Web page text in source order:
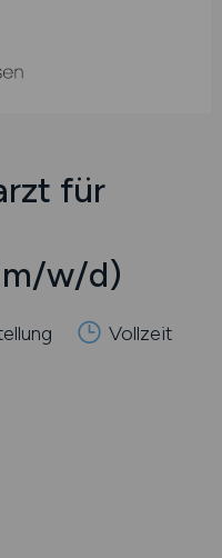
für
w/d)
Vollzeit